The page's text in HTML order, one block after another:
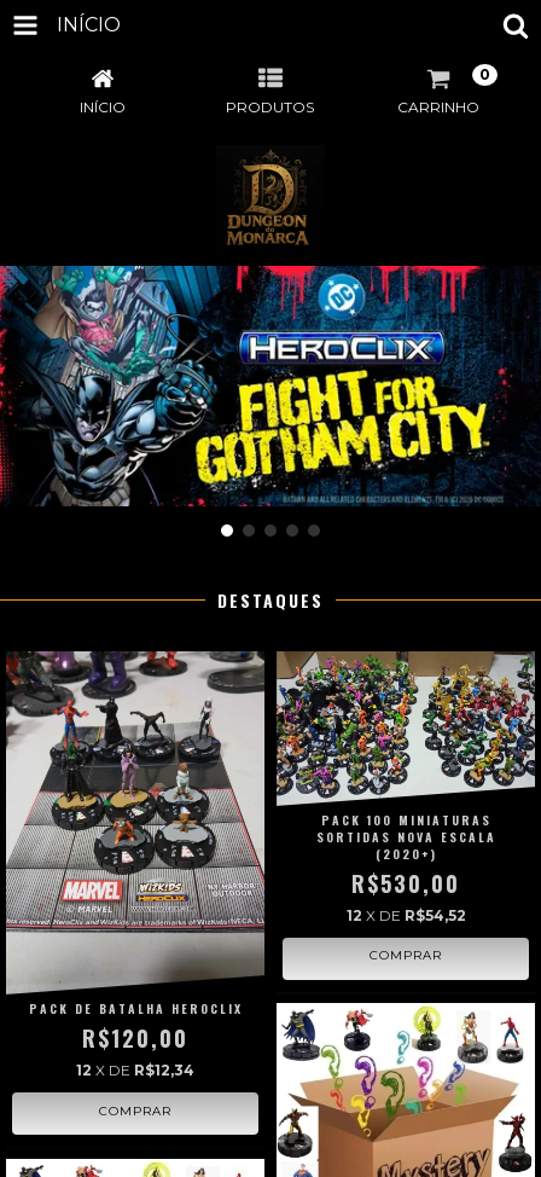
INÍCIO
INÍCIO PRODUTOS CARRINHO
0
DESTAQUES
PACK DE BATALHA HEROCLIX
R$120,00
12 X DE R$12,34
PACK 100 MINIATURAS
SORTIDAS NOVA ESCALA
(2020+)
R$530,00
12 X DE R$54,52